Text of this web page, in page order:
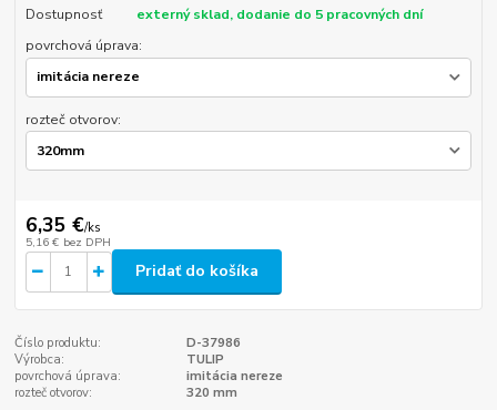
Dostupnosť
externý sklad, dodanie do 5 pracovných dní
povrchová úprava:
rozteč otvorov:
6,35 €/ks
5,16 € bez DPH
Pridať do košíka
Číslo produktu:
D-37986
Výrobca:
TULIP
povrchová úprava:
imitácia nereze
rozteč otvorov:
320 mm